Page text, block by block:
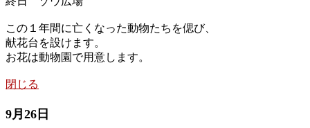
この１年間に亡くなった動物たちを偲び、
献花台を設けます。
お花は動物園で用意します。
閉じる
9月26日